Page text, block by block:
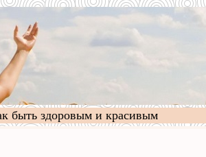
быть здоровым и красивым